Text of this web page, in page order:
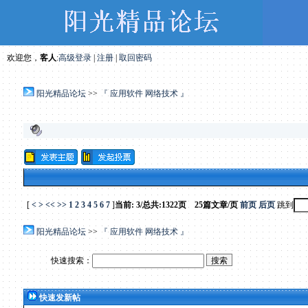
欢迎您， 客人:高级登录 |注册| 取回密码
阳光精品论坛 >> 『 应用软件 网络技术 』
[ < > << >> 1 2 3 4 5 6 7 ]当前: 3/总共:1322页 25篇文章/页前页 后页跳到
阳光精品论坛 >> 『 应用软件 网络技术 』
快速搜索：
快速发新帖